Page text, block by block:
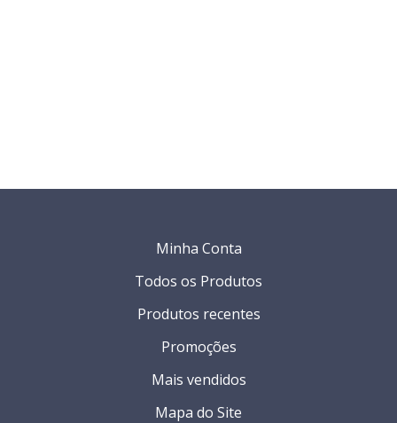
Minha Conta
Todos os Produtos
Produtos recentes
Promoções
Mais vendidos
Mapa do Site